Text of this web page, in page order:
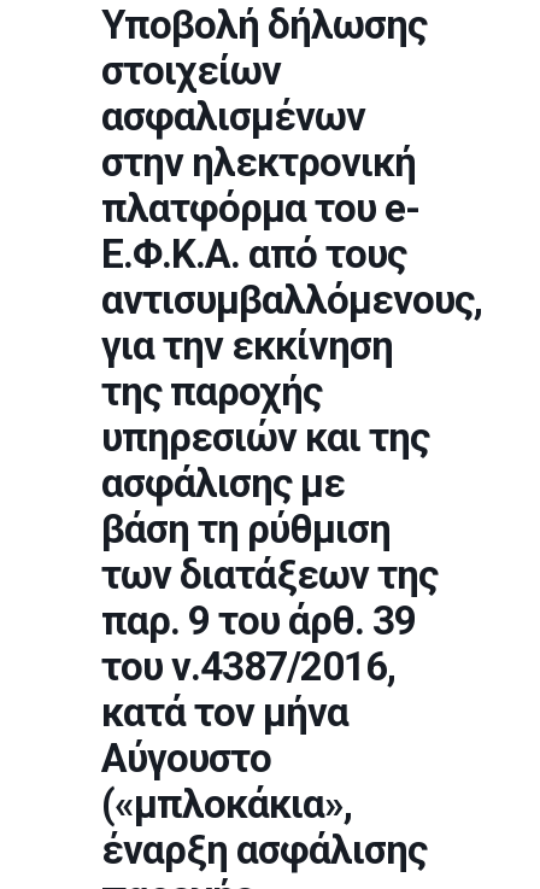
Υποβολή δήλωσης
στοιχείων
ασφαλισμένων
στην ηλεκτρονική
πλατφόρμα του e-
Ε.Φ.Κ.Α. από τους
αντισυμβαλλόμενους,
για την εκκίνηση
της παροχής
υπηρεσιών και της
ασφάλισης με
βάση τη ρύθμιση
των διατάξεων της
παρ. 9 του άρθ. 39
του ν.4387/2016,
κατά τον μήνα
Αύγουστο
(«μπλοκάκια»,
έναρξη ασφάλισης